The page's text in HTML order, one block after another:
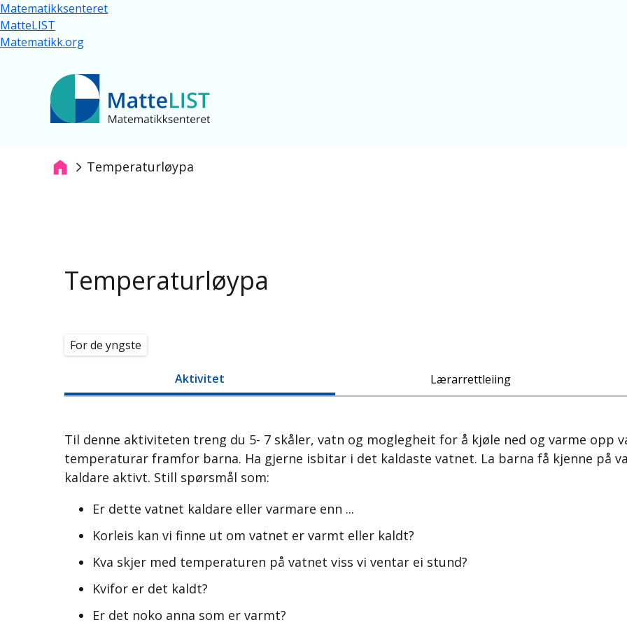
Skip to main content
Matematikksenteret
MatteLIST
Matematikk.org
Breadcrumb
Temperaturløypa
Temperaturløypa
For de yngste
Aktivitet Lærarrettleiing
Til denne aktiviteten treng du 5- 7 skåler, vatn og moglegheit for å kjøle ned og varme opp
temperaturar framfor barna. Ha gjerne isbitar i det kaldaste vatnet. La barna få kjenne på
kaldare aktivt. Still spørsmål som:
Er dette vatnet kaldare eller varmare enn ...
Korleis kan vi finne ut om vatnet er varmt eller kaldt?
Kva skjer med temperaturen på vatnet viss vi ventar ei stund?
Kvifor er det kaldt?
Er det noko anna som er varmt?